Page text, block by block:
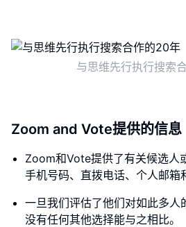
与思维先行执行搜索
Zoom and Vote提供的信息
Zoom和Vote提供了有关候选人
手机号码、直拨电话、个人邮箱
一旦我们评估了他们对如此多人
没有任何其他选择能与之相比。